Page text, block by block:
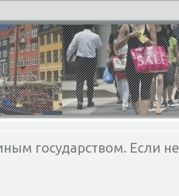
государством. Если не